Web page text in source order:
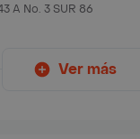
A No. 3 SUR 86
Ver más